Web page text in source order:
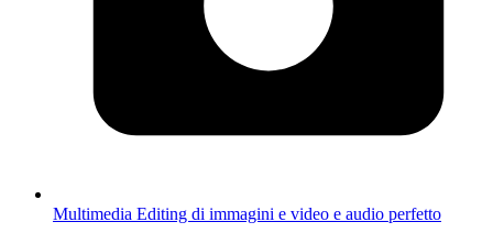
Multimedia Editing di immagini e video e audio perfetto